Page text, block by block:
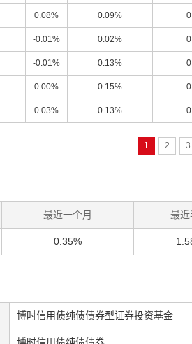
0.08% 0.09%
-0.01% 0.02%
-0.01% 0.13%
0.00% 0.15%
0.03% 0.13%
1 2 3
最近一个月 最近
0.35%
博时信用债纯债债券型证券投资基金